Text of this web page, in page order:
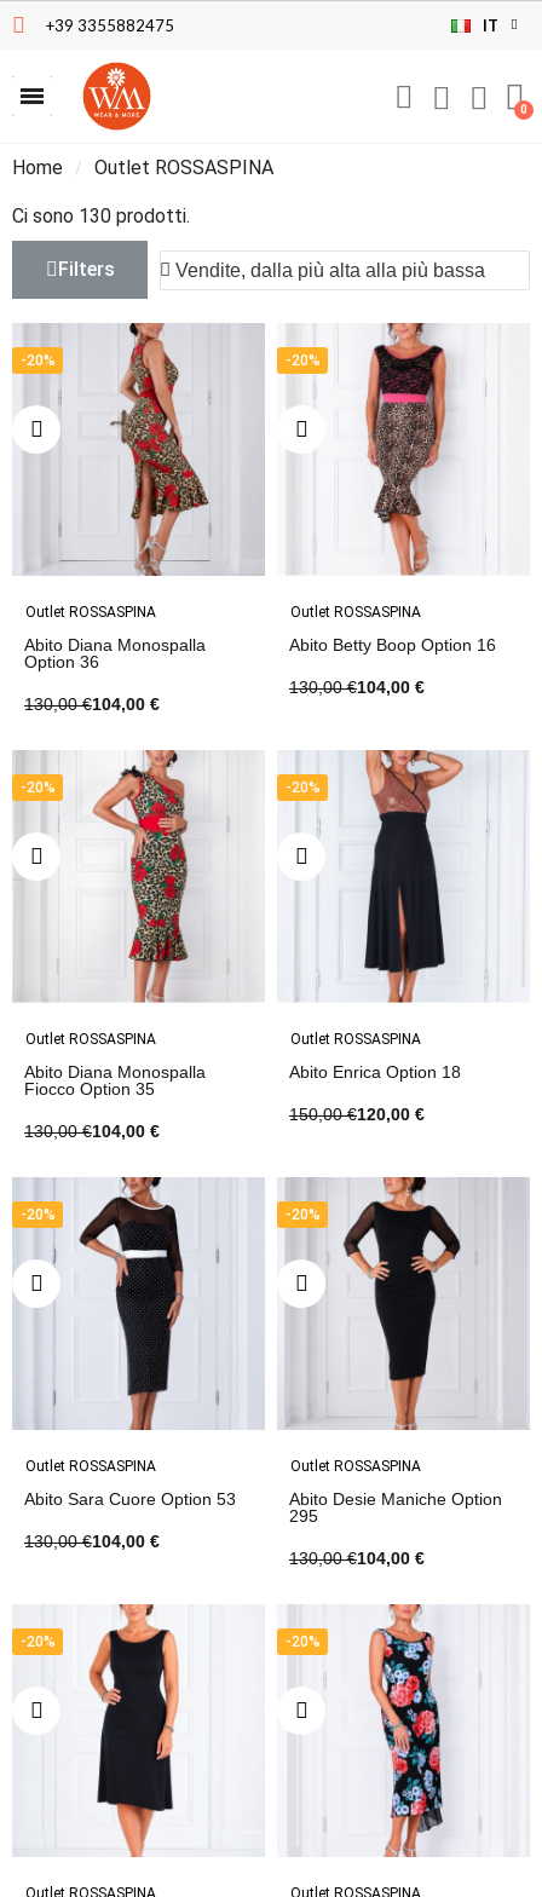
+39 3355882475 IT
Home Outlet ROSSASPINA
Ci sono 130 prodotti.
Filters
-20%
Outlet ROSSASPINA
Abito Diana Monospalla
Option 36
130,00 €104,00 €
-20%
Outlet ROSSASPINA
Abito Betty Boop Option 16
130,00 €104,00 €
-20%
Outlet ROSSASPINA
Abito Diana Monospalla
Fiocco Option 35
130,00 €104,00 €
-20%
Outlet ROSSASPINA
Abito Enrica Option 18
150,00 €120,00 €
-20%
Outlet ROSSASPINA
Abito Sara Cuore Option 53
130,00 €104,00 €
-20%
Outlet ROSSASPINA
Abito Desie Maniche Option
295
130,00 €104,00 €
-20%
Outlet ROSSASPINA
-20%
Outlet ROSSASPINA